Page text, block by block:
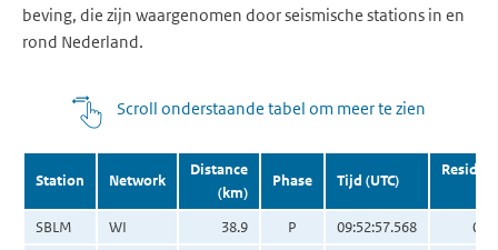
beving, die zijn waargenomen door seismische stations in en
rond Nederland.
Scroll onderstaande tabel om meer te zien
Station Network
Distance
(km)
Phase Tijd (UTC)
Residual
SBLM
WI 38.9 P 09:52:57.568
0.07